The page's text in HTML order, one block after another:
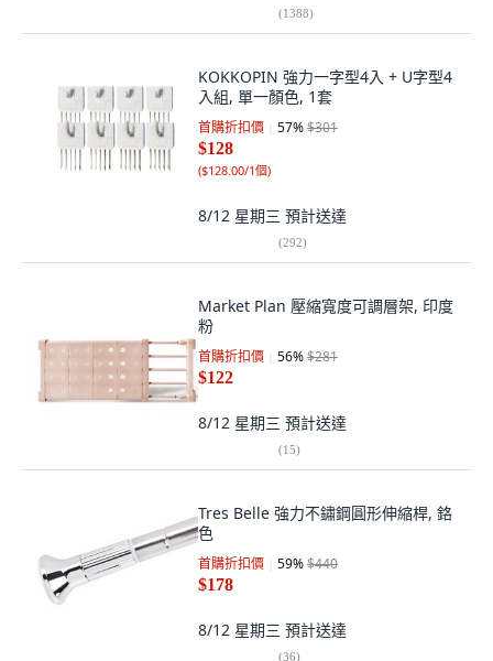
(1388)
KOKKOPIN 強力一字型4入 + U字型4
入組, 單一顏色, 1套
首購折扣價 57%$301
$128
($128.00/1個)
8/12 星期三 預計送達
(292)
Market Plan 壓縮寬度可調層架, 印度
粉
首購折扣價 56%$281
$122
8/12 星期三 預計送達
(15)
Tres Belle 強力不鏽鋼圓形伸縮桿, 鉻
色
首購折扣價 59%$440
$178
8/12 星期三 預計送達
(36)